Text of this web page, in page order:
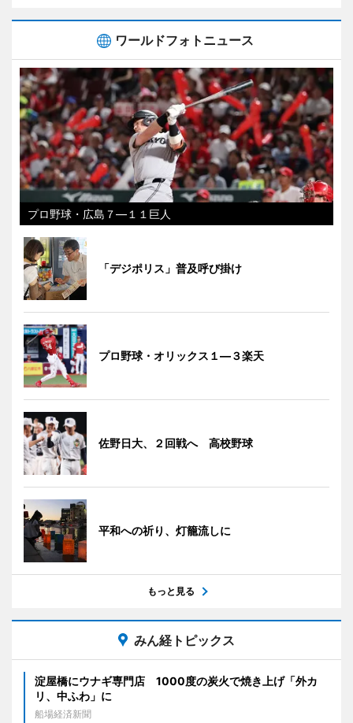
ワールドフォトニュース
プロ野球・広島７―１１巨人
「デジポリス」普及呼び掛け
プロ野球・オリックス１―３楽天
佐野日大、２回戦へ 高校野球
平和への祈り、灯籠流しに
もっと見る
みん経トピックス
淀屋橋にウナギ専門店 1000度の炭火で焼き上げ「外カ
リ、中ふわ」に
船場経済新聞